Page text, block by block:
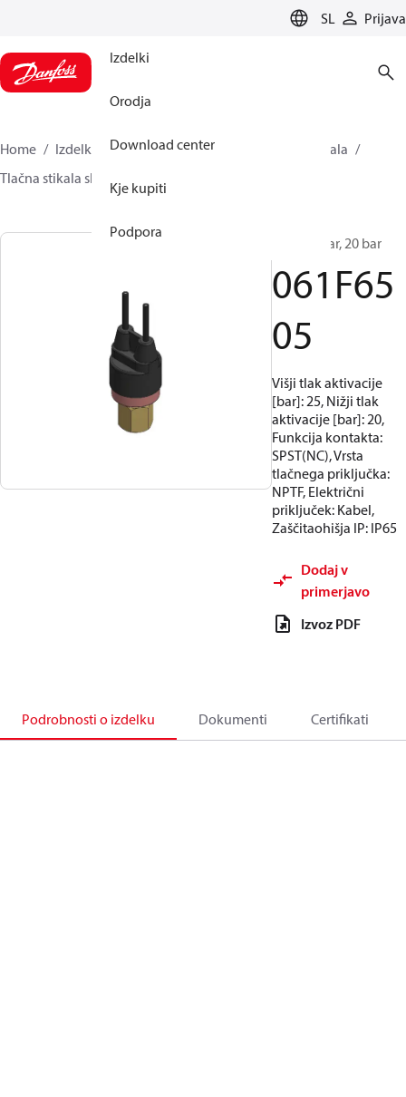
SL Prijava
Izdelki
Orodja
Download center
Kje kupiti
Podpora
Home Izdelki Climate Solutions za hlajenje
Stikala
Tlačna stikala skartušo
ACB, 25 bar, 20 bar
061F65
05
Višji tlak aktivacije
[bar]: 25, Nižji tlak
aktivacije [bar]: 20,
Funkcija kontakta:
SPST(NC), Vrsta
tlačnega priključka:
NPTF, Električni
priključek: Kabel,
Zaščitaohišja IP: IP65
Dodaj v
primerjavo
Izvoz PDF
Podrobnosti o izdelku Dokumenti Certifikati